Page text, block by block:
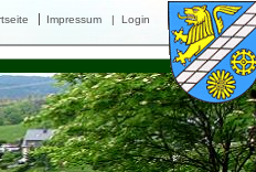
Impressum | Login